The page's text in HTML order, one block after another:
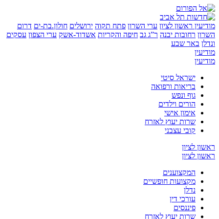
ראשון לציון ערי השרון פתח תקוה ירושלים חולון.בת-ים דרום
רחובות יבנה ר”ג גב חיפה והקריות אשדוד-אשק ערי הצפון עסקים
באר שבע
ישראל סיטי
בריאות ורפואה
גוף ונפש
הורים וילדים
אימון אישי
שרות יעוץ לאזרח
קובי עצבני
לציון
לציון
המקצוענים
מקצועות חופשיים
עורכי דין
פיננסים
שרות יעוץ לאזרח